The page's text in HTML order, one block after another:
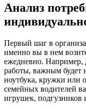
Анализ
Первый шаг в
именно вы в нем
ежедневно. Например,
работы, важным будет
ноутбука, кружки или
семейных водителей
игрушек, подгузников